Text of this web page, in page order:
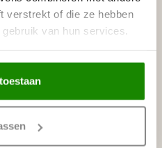
verstrekt of die ze hebben
van hun services.
x 50 mm),
x 85 mm),